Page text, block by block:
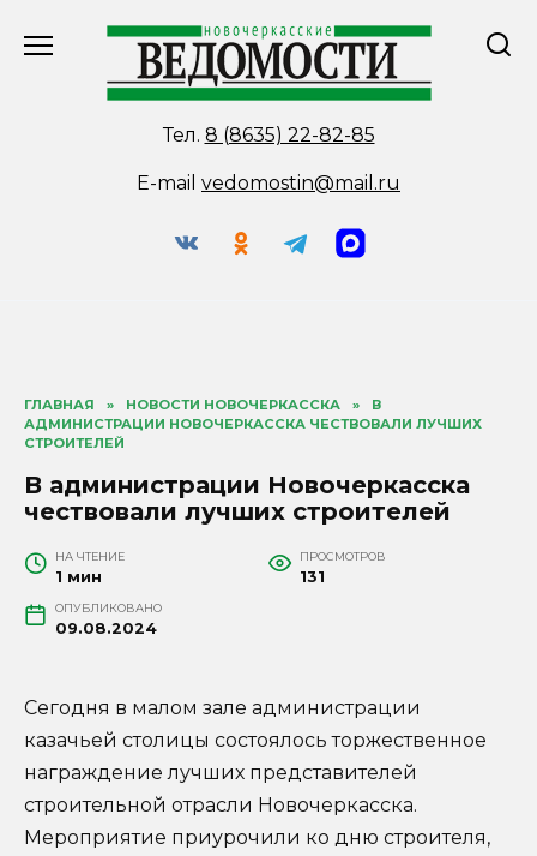
Тел. 8 (8635) 22-82-85
E-mail vedomostin@mail.ru
ГЛАВНАЯ » НОВОСТИ НОВОЧЕРКАССКА »
В
АДМИНИСТРАЦИИ НОВОЧЕРКАССКА ЧЕСТВОВАЛИ ЛУЧШИХ
СТРОИТЕЛЕЙ
В администрации Новочеркасска
чествовали лучших строителей
НА ЧТЕНИЕ
1 мин
ПРОСМОТРОВ
131
ОПУБЛИКОВАНО
09.08.2024
Сегодня в малом зале администрации
казачьей столицы состоялось торжественное
награждение лучших представителей
строительной отрасли Новочеркасска.
Мероприятие приурочили ко дню строителя,